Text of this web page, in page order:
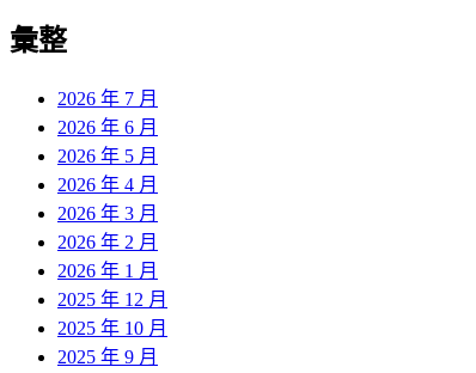
彙整
2026 年 7 月
2026 年 6 月
2026 年 5 月
2026 年 4 月
2026 年 3 月
2026 年 2 月
2026 年 1 月
2025 年 12 月
2025 年 10 月
2025 年 9 月